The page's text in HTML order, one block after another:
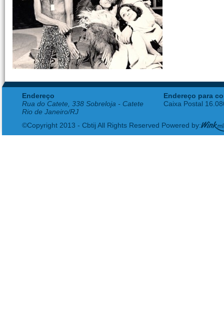
Endereço
Rua do Catete, 338 Sobreloja - Catete
Rio de Janeiro/RJ
Endereço para
Caixa Postal
©Copyright 2013 - Cbtij All Rights Reserved Powered by: